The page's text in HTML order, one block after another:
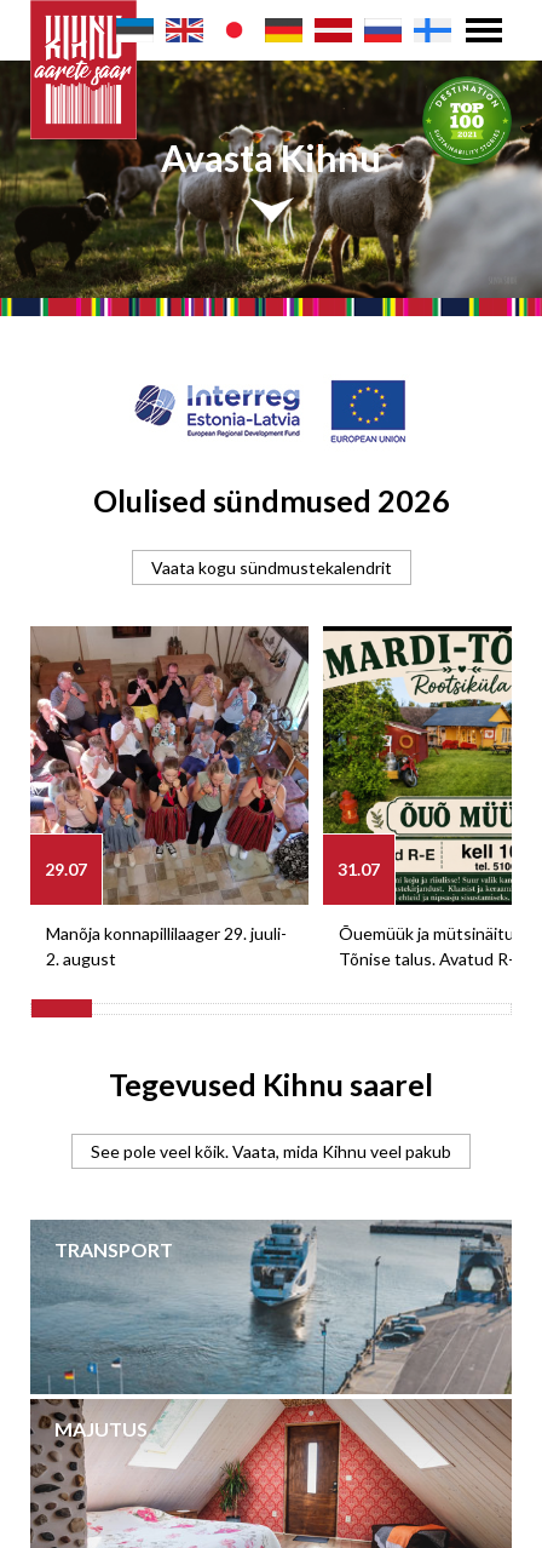
Avasta Kihnu
Olulised sündmused 2026
Vaata kogu sündmustekalendrit
29.07
Manõja konnapillilaager 29. juuli-
2. august
31.07
Õuemüük ja mütsinäitus
Tõnise talus. Avatud R-E
Tegevused Kihnu saarel
See pole veel kõik. Vaata, mida Kihnu veel pakub
TRANSPORT
MAJUTUS